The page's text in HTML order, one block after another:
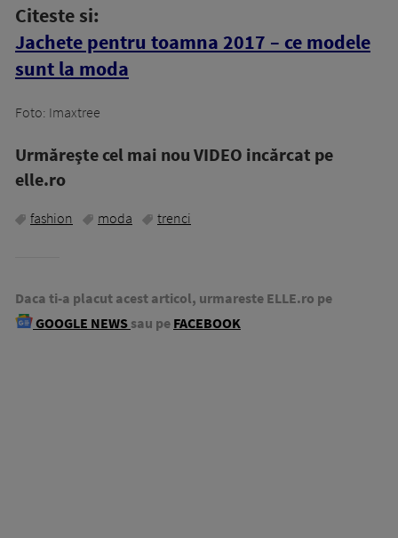
Citeste si:
Jachete pentru toamna 2017 – ce modele
sunt la moda
Foto: Imaxtree
Urmăreşte cel mai nou VIDEO incărcat pe
elle.ro
fashion moda trenci
Daca ti-a placut acest articol, urmareste ELLE.ro pe
GOOGLE NEWS sau pe FACEBOOK